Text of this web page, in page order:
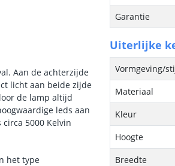
Aan de achterzijde
licht aan beide zijde
de lamp altijd
leds aan
5000 Kelvin
het type
Garantie
Uiterlijke
Vormgeving/
Materiaal
Kleur
Hoogte
Breedte